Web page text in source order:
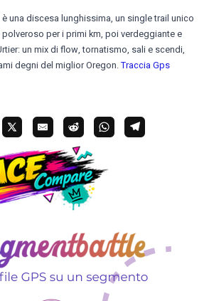
una discesa lunghissima, un single trail unico
per i primi km, poi verdeggiante e
un mix di flow, tornatismo, sali e scendi,
degni del miglior Oregon.Traccia Gps